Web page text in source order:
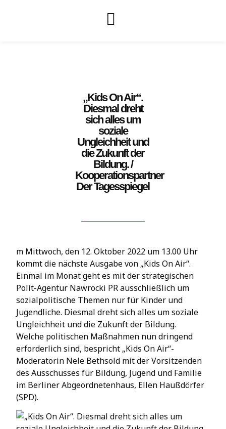
„Kids On Air“.
Diesmal dreht
sich alles um
soziale
Ungleichheit und
die Zukunft der
Bildung. /
Kooperationspartner
Der Tagesspiegel
m Mittwoch, den 12. Oktober 2022 um 13.00 Uhr
kommt die nächste Ausgabe von „Kids On Air“.
Einmal im Monat geht es mit der strategischen
Polit-Agentur Nawrocki PR ausschließlich um
sozialpolitische Themen nur für Kinder und
Jugendliche. Diesmal dreht sich alles um soziale
Ungleichheit und die Zukunft der Bildung.
Welche politischen Maßnahmen nun dringend
erforderlich sind, bespricht „Kids On Air“-
Moderatorin Nele Bethsold mit der Vorsitzenden
des Ausschusses für Bildung, Jugend und Familie
im Berliner Abgeordnetenhaus, Ellen Haußdörfer
(SPD).